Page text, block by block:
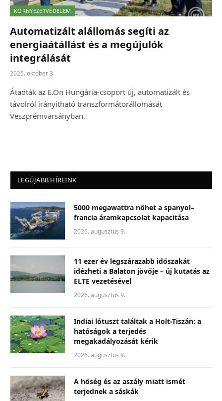
KÖRNYEZETVÉDELEM
Automatizált alállomás segíti az
energiaátállást és a megújulók
integrálását
2025. október 3.
Átadták az E.On Hungária-csoport új, automatizált és
távolról irányítható transzformátorállomását
Veszprémvarsányban.
LEGÚJABB HÍREINK
5000 megawattra nőhet a spanyol–
francia áramkapcsolat kapacitása
2026. augusztus 9.
11 ezer év legszárazabb időszakát
idézheti a Balaton jövője – új kutatás az
ELTE vezetésével
2026. augusztus 9.
Indiai lótuszt találtak a Holt-Tiszán: a
hatóságok a terjedés
megakadályozását kérik
2026. augusztus 9.
A hőség és az aszály miatt ismét
terjednek a sáskák